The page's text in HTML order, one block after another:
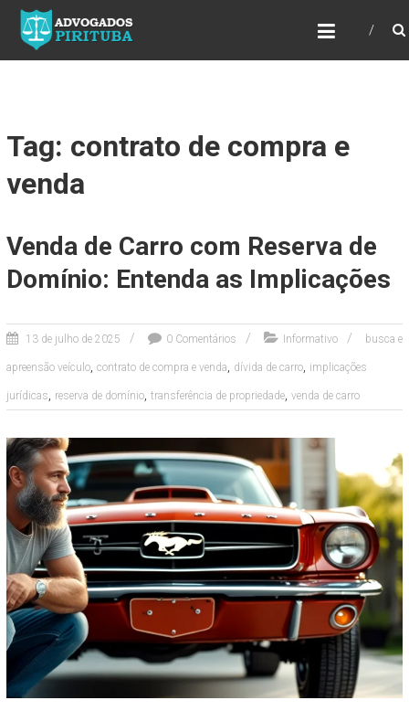
ADVOGADOS PIRITUBA
Precisando de advogado? Entre em contato!
Fazemos toda a assessoria que você
Tag: contrato de compra e
venda
Venda de Carro com Reserva de
Domínio: Entenda as Implicações
13 de julho de 2025 0 Comentários Informativo busca e
apreensão veículo, contrato de compra e venda, dívida de carro, implicações
jurídicas, reserva de domínio, transferência de propriedade, venda de carro